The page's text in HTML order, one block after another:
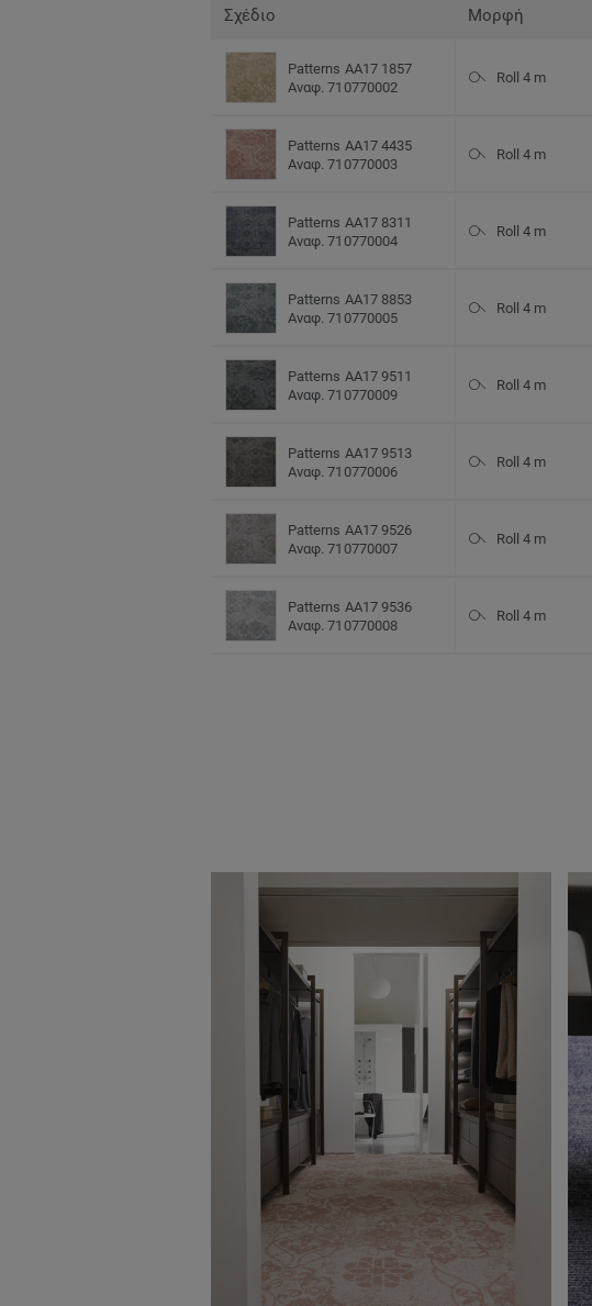
Σχέδιο Μορφή
Patterns AA17 1857
Αναφ. 710770002
Roll 4 m
Patterns AA17 4435
Αναφ. 710770003
Roll 4 m
Patterns AA17 8311
Αναφ. 710770004
Roll 4 m
Patterns AA17 8853
Αναφ. 710770005
Roll 4 m
Patterns AA17 9511
Αναφ. 710770009
Roll 4 m
Patterns AA17 9513
Αναφ. 710770006
Roll 4 m
Patterns AA17 9526
Αναφ. 710770007
Roll 4 m
Patterns AA17 9536
Αναφ. 710770008
Roll 4 m